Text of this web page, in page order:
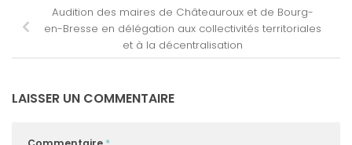
Audition des maires de Châteauroux et de Bourg-
en-Bresse en délégation aux collectivités territoriales
et à la décentralisation
LAISSER UN COMMENTAIRE